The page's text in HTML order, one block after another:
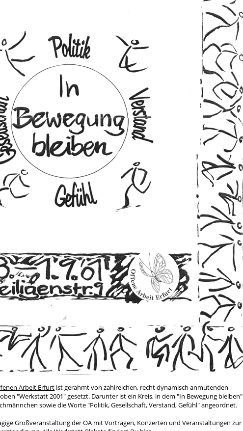
Arbeit Erfurt ist gerahmt von zahlreichen, recht dynamisch anmutenden
"Werkstatt 2001" gesetzt. Darunter ist ein Kreis, in dem "In Bewegung bleiben"
sowie die Worte "Politik, Gesellschaft, Verstand, Gefühl" angeordnet.
Großveranstaltung der OA mit Vorträgen, Konzerten und Veranstaltungen zur